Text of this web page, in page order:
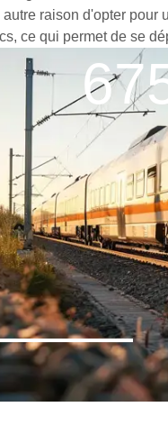
raison d'opter
ce qui permet de se